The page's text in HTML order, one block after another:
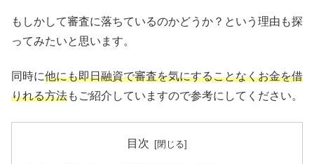
もしかして審査に落ちているのかどうか？という理由も探
ってみたいと思います。
同時に他にも即日融資で審査を気にすることなくお金を借
りれる方法もご紹介していますので参考にしてください。
目次